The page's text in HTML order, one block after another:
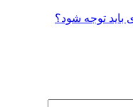
توجه شود؟